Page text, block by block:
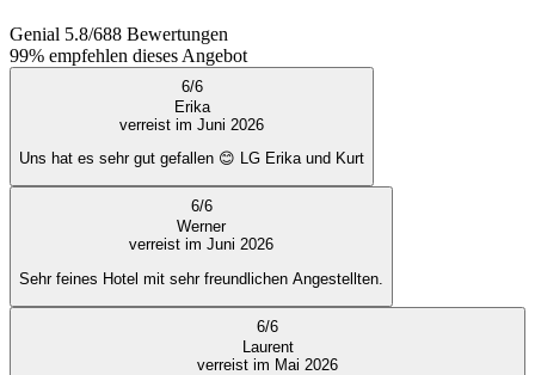
Genial 5.8/688 Bewertungen
99% empfehlen dieses Angebot
6/6
Erika
verreist im Juni 2026
Uns hat es sehr gut gefallen 😊 LG Erika und Kurt
6/6
Werner
verreist im Juni 2026
Sehr feines Hotel mit sehr freundlichen Angestellten.
6/6
Laurent
verreist im Mai 2026